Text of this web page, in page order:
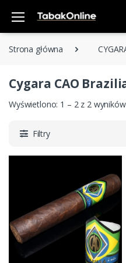
Strona główna
Cygara CAO
Wyświetlono: 1 – 2 z 2 wyników
Filtry